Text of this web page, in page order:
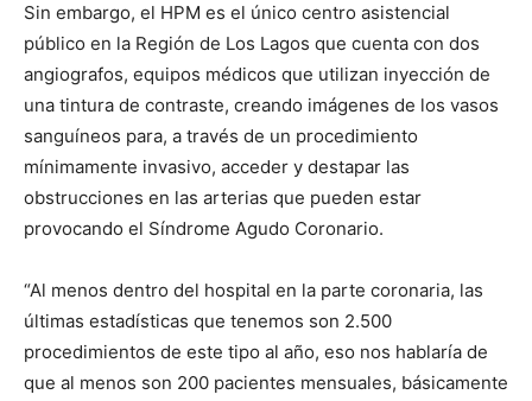
Sin embargo, el HPM es el único centro asistencial
público en la Región de Los Lagos que cuenta con dos
angiografos, equipos médicos que utilizan inyección de
una tintura de contraste, creando imágenes de los vasos
sanguíneos para, a través de un procedimiento
mínimamente invasivo, acceder y destapar las
obstrucciones en las arterias que pueden estar
provocando el Síndrome Agudo Coronario.
“Al menos dentro del hospital en la parte coronaria, las
últimas estadísticas que tenemos son 2.500
procedimientos de este tipo al año, eso nos hablaría de
que al menos son 200 pacientes mensuales, básicamente